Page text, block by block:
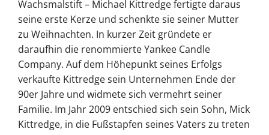
Wachsmalstift – Michael Kittredge fertigte daraus
seine erste Kerze und schenkte sie seiner Mutter
zu Weihnachten. In kurzer Zeit gründete er
daraufhin die renommierte Yankee Candle
Company. Auf dem Höhepunkt seines Erfolgs
verkaufte Kittredge sein Unternehmen Ende der
90er Jahre und widmete sich vermehrt seiner
Familie. Im Jahr 2009 entschied sich sein Sohn, Mick
Kittredge, in die Fußstapfen seines Vaters zu treten